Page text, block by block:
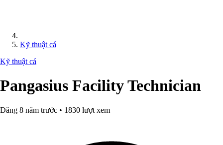
Kỹ thuật cá
Kỹ thuật cá
Pangasius Facility Technician
Đăng 8 năm trước • 1830 lượt xem